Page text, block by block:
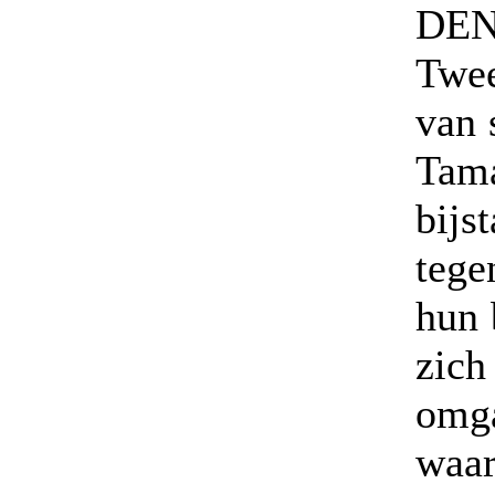
van
hun